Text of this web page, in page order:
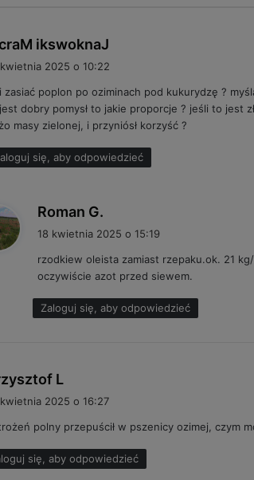
ikswoknaJ
z
e
:
2025 o 10:22
zasiać poplon po oziminach pod kukurydzę ?
dobry pomysł to jakie proporcje ? jeśli to jest
masy zielonej, i przyniósł korzyść ?
się, aby odpowiedzieć
Roman G.
i
z
e
:
18 kwietnia 2025 o 15:19
rzodkiew oleista zamiast rzepaku.ok. 21
oczywiście azot przed siewem.
Zaloguj się, aby odpowiedzieć
L
i
z
e
:
2025 o 16:27
polny przepuścił w pszenicy ozimej, czym
się, aby odpowiedzieć